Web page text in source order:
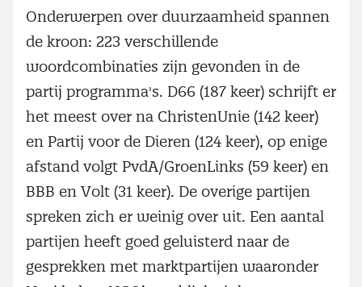
Onderwerpen over duurzaamheid spannen
de kroon: 223 verschillende
woordcombinaties zijn gevonden in de
partij programma's. D66 (187 keer) schrijft er
het meest over na ChristenUnie (142 keer)
en Partij voor de Dieren (124 keer), op enige
afstand volgt PvdA/GroenLinks (59 keer) en
BBB en Volt (31 keer). De overige partijen
spreken zich er weinig over uit. Een aantal
partijen heeft goed geluisterd naar de
gesprekken met marktpartijen waaronder